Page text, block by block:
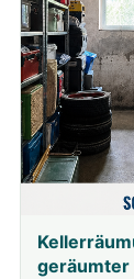
geräumter